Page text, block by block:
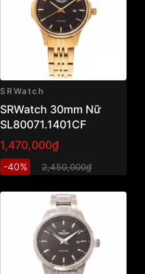
SRWatch
SRWatch 30mm Nữ
SL80071.1401CF
1,470,000₫
-40% 2,450,000₫